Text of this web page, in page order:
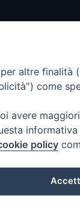
altre finalità
come
avere
informativa
policy